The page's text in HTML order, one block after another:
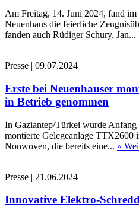
Am Freitag, 14. Juni 2024, fand
Neuenhaus die feierliche
fanden auch Rüdiger Schury, Jan...
Presse | 09.07.2024
Erste bei Neuenhauser
in Betrieb genommen
In Gaziantep/Türkei wurde Anfang
montierte Gelegeanlage TTX2600
Nonwoven, die bereits eine... »
Presse | 21.06.2024
Innovative Elektro-